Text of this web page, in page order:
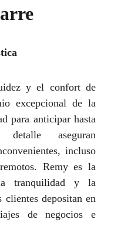
y el confort de
excepcional de la
para anticipar hasta
aseguran
incluso
Remy es la
tranquilidad y la
clientes depositan en
de negocios e